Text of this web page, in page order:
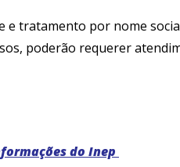
e tratamento por nome
poderão requerer
do Inep